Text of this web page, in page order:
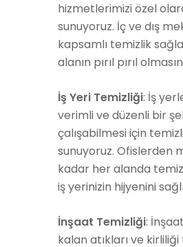
hizmetlerimizi özel
sunuyoruz. İç ve dış
kapsamlı temizlik
alanın pırıl pırıl
İş Yeri Temizliği: İş
verimli ve düzenli bir
çalışabilmesi için
sunuyoruz. Ofislerden
kadar her alanda
iş yerinizin hijyenini
İnşaat Temizliği:
kalan atıkları ve